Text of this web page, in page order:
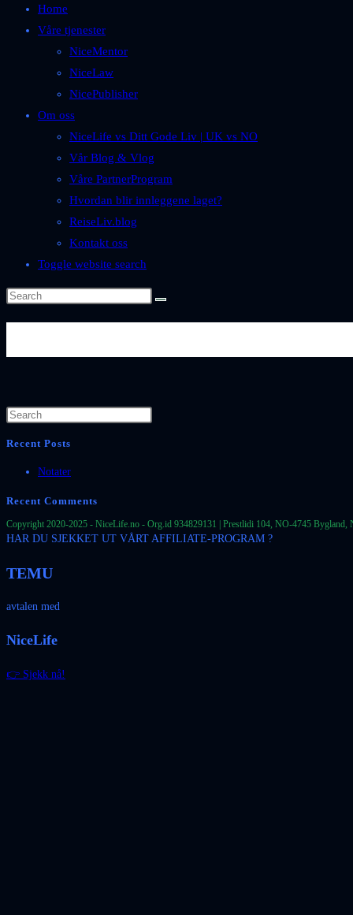
Home
Våre tjenester
NiceMentor
NiceLaw
NicePublisher
Om oss
NiceLife vs Ditt Gode Liv | UK vs NO
Vår Blog & Vlog
Våre PartnerProgram
Hvordan blir innleggene laget?
ReiseLiv.blog
Kontakt oss
Toggle website search
Recent Posts
Notater
Recent Comments
Copyright 2020-2025 - NiceLife.no - Org.id 934829131 | Prestlidi 104, NO-4745
HAR DU SJEKKET UT VÅRT AFFILIATE-PROGRAM ?
TEMU
avtalen med
NiceLife
👉 Sjekk nå!